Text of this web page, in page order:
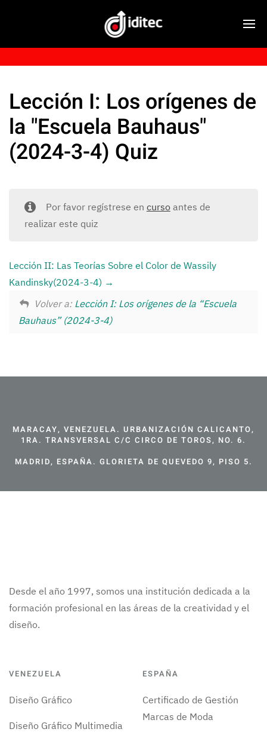
Lección I: Los orígenes de
la "Escuela Bauhaus"
(2024-3-4) Quiz
Por favor regístrese en cursoantes de
realizar este quiz
Lección II: Las Teorías Sobre el Color de Wassily
Kandinsky(2024-3-4)
Volver a: Lección I: Los orígenes de la “Escuela
Bauhaus” (2024-3-4)
MARACAY, VENEZUELA. URBANIZACIÓN CALICANTO,
1RA. TRANSVERSAL C/C CIRCO DE TOROS, NO. 6.
MADRID, ESPAÑA. GLORIETA DE QUEVEDO 9, PISO 5.
Desde el año 1997, somos una institución dedicada a la
formación profesional en las áreas de la creatividad y el
diseño.
VENEZUELA
Diseño Gráfico
Diseño Gráfico Multimedia
ESPAÑA
Certificado de Gestión
Marcas de Moda